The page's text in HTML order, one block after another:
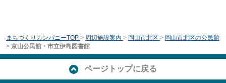
まちづくりカンパニーTOP > 周辺施設案内 > 岡山市北区 > 岡山市北区の公民館
> 京山公民館・市立伊島図書館
ページトップに戻る